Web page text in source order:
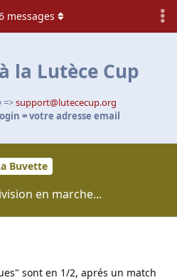
la Lutèce Cup
=>support@lutececup.org
= votre adresse email
Buvette
en marche...
messages
sont en 1/2, aprés un match